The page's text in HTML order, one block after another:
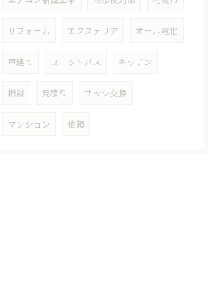
リフォーム エクステリア オール電化
戸建て ユニットバス キッチン
相談 見積り サッシ交換
マンション 依頼